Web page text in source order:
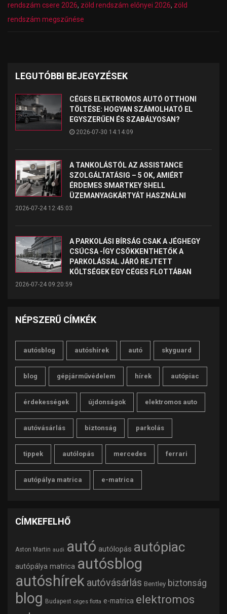
rendszám csere 2026, zöld rendszám előnyei 2026, zöld
rendszám megszűnése
LEGUTÓBBI BEJEGYZÉSEK
CÉGES ELEKTROMOS AUTÓ OTTHONI
TÖLTÉSE: HOGYAN SZÁMOLHATÓ EL
EGYSZERŰEN ÉS SZABÁLYOSAN?
2026-07-30 14:14:09
A TANKOLÁSTÓL AZ ASSISTANCE
SZOLGÁLTATÁSIG – 5 OK, AMIÉRT
ÉRDEMES SMARTKEY SHELL
ÜZEMANYAGKÁRTYÁT HASZNÁLNI
2026-07-24 12:45:03
A PARKOLÁSI BÍRSÁG CSAK A JÉGHEGY
CSÚCSA -ÍGY CSÖKKENTHETŐK A
PARKOLÁSSAL JÁRÓ REJTETT
KÖLTSÉGEK EGY CÉGES FLOTTÁBAN
2026-07-24 09:20:59
NÉPSZERŰ CÍMKÉK
autósblog autóshírek autó skyguard
blog gépjárművédelem hírek autópiac
érdekességek újdonságok elektromos auto
autóvásárlás biztonság parkolás
tippek autólopás mercedes ferrari
autópálya matrica e-matrica
CÍMKEFELHŐ
Aston Martin audi autó autólopás autópiac
autópálya matrica autósblog
autóshírek autóvásárlás Bentley biztonság
blog Budapest céges flotta e-matrica elektromos